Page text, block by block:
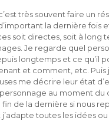
très souvent faire un
d’important la dernière fois
soit directes, soit à long
Je regarde quel
longtemps et ce qu’il
et comment, etc. Puis
me décrire leur état
au moment du
de la dernière si nous
j’adapte toutes les idées